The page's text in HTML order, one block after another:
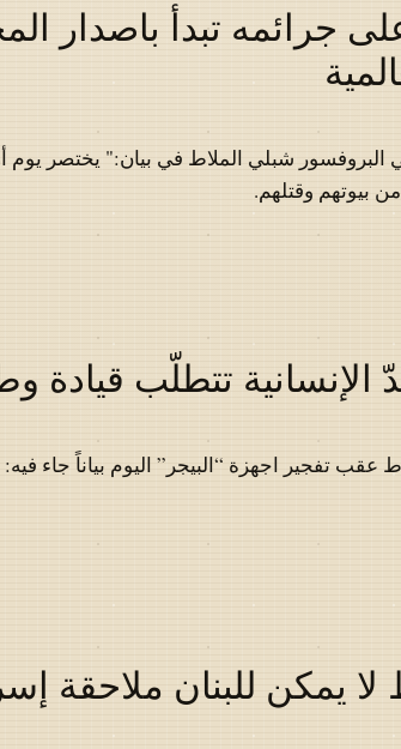
جرائمه تبدأ باصدار
البروفسور شبلي الملاط في بيان:" يختصر يوم
بيوتهم وقتلهم.
تتطلّب قيادة
تفجير اجهزة “البيجر” اليوم بياناً جاء فيه:
يمكن للبنان ملاحقة